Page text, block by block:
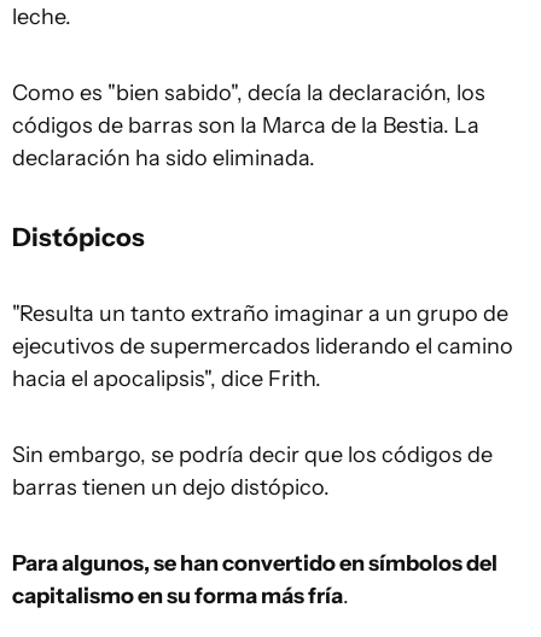
leche.
Como es "bien sabido", decía la declaración, los
códigos de barras son la Marca de la Bestia. La
declaración ha sido eliminada.
Distópicos
"Resulta un tanto extraño imaginar a un grupo de
ejecutivos de supermercados liderando el camino
hacia el apocalipsis", dice Frith.
Sin embargo, se podría decir que los códigos de
barras tienen un dejo distópico.
Para algunos, se han convertido en símbolos del
capitalismo en su forma más fría.